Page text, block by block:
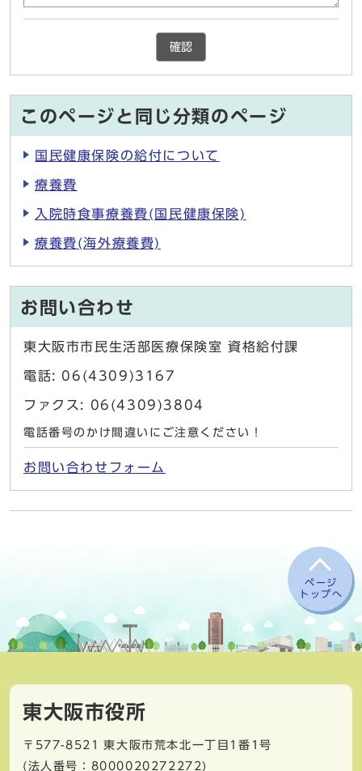
確認
このページと同じ分類のページ
国民健康保険の給付について
療養費
入院時食事療養費(国民健康保険)
療養費(海外療養費)
お問い合わせ
東大阪市市民生活部医療保険室 資格給付課
電話: 06(4309)3167
ファクス: 06(4309)3804
電話番号のかけ間違いにご注意ください！
お問い合わせフォーム
ページ
トップへ
東大阪市役所
〒577-8521
東大阪市荒本北一丁目1番1号
(法人番号：8000020272272)